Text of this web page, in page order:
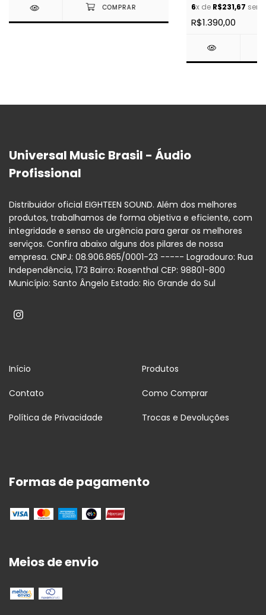
6x de R$231,67 sem
R$1.390,00
Universal Music Brasil - Áudio
Profissional
Distribuidor oficial EIGHTEEN SOUND. Além dos melhores
produtos, trabalhamos de forma objetiva e eficiente, com
integridade e senso de urgência para gerar os melhores
serviços. Confira abaixo alguns dos pilares de nossa
empresa. CNPJ: 08.906.865/0001-23 ----- Logradouro: Rua
Independência, 173 Bairro: Rosenthal CEP: 98801-800
Município: Santo Ângelo Estado: Rio Grande do Sul
Início Produtos
Contato Como Comprar
Política de Privacidade Trocas e Devoluções
Formas de pagamento
Meios de envio